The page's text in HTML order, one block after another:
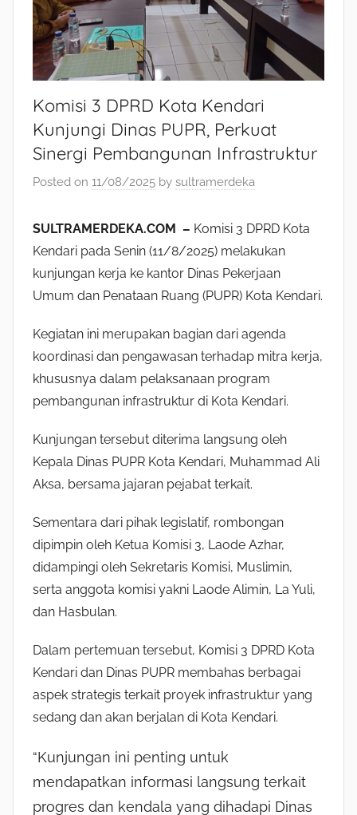
Komisi 3 DPRD Kota Kendari
Kunjungi Dinas PUPR, Perkuat
Sinergi Pembangunan Infrastruktur
Posted on 11/08/2025 by sultramerdeka
SULTRAMERDEKA.COM – Komisi 3 DPRD Kota
Kendari pada Senin (11/8/2025) melakukan
kunjungan kerja ke kantor Dinas Pekerjaan
Umum dan Penataan Ruang (PUPR) Kota Kendari.
Kegiatan ini merupakan bagian dari agenda
koordinasi dan pengawasan terhadap mitra kerja,
khususnya dalam pelaksanaan program
pembangunan infrastruktur di Kota Kendari.
Kunjungan tersebut diterima langsung oleh
Kepala Dinas PUPR Kota Kendari, Muhammad Ali
Aksa, bersama jajaran pejabat terkait.
Sementara dari pihak legislatif, rombongan
dipimpin oleh Ketua Komisi 3, Laode Azhar,
didampingi oleh Sekretaris Komisi, Muslimin,
serta anggota komisi yakni Laode Alimin, La Yuli,
dan Hasbulan.
Dalam pertemuan tersebut, Komisi 3 DPRD Kota
Kendari dan Dinas PUPR membahas berbagai
aspek strategis terkait proyek infrastruktur yang
sedang dan akan berjalan di Kota Kendari.
“Kunjungan ini penting untuk
mendapatkan informasi langsung terkait
progres dan kendala yang dihadapi Dinas